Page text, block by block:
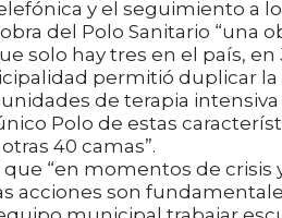
y el seguimiento a
del Polo Sanitario “una
solo hay tres en el país,
permitió duplicar
de terapia
Polo de estas
40 camas”.
“en momentos de crisis
acciones son